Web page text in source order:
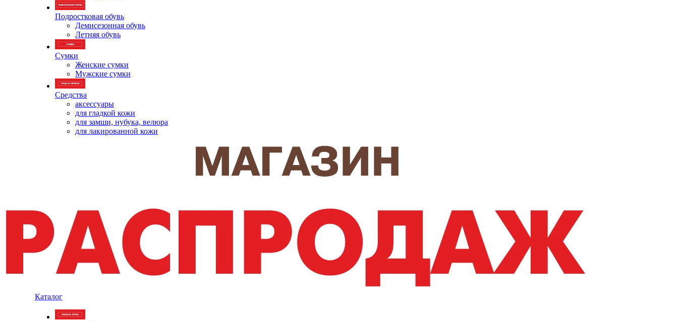
Подростковая обувь
Демисезонная обувь
Летняя обувь
Сумки
Женские сумки
Мужские сумки
Средства
аксессуары
для гладкой кожи
для замши, нубука, велюра
для лакированной кожи
Каталог